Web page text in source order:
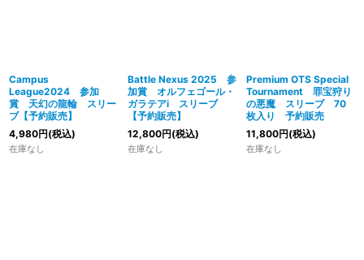
Campus
League2024 参加
賞 天幻の龍輪 スリー
ブ【予約販売】
4,980円(税込)
在庫なし
Battle Nexus 2025 参
加賞 オルフェゴール・
ガラテアi スリーブ
【予約販売】
12,800円(税込)
在庫なし
Premium OTS Special
Tournament 罪宝狩り
の悪魔 スリーブ 70
枚入り 予約販売
11,800円(税込)
在庫なし